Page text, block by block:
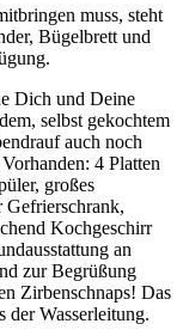
muss, steht
Bügelbrett und
Dich und Deine
selbst gekochtem
auch noch
4 Platten
großes
Gefrierschrank,
Kochgeschirr
an
zur Begrüßung
Zirbenschnaps! Das
der Wasserleitung.